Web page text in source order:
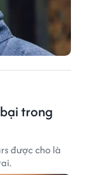
trong
được cho là